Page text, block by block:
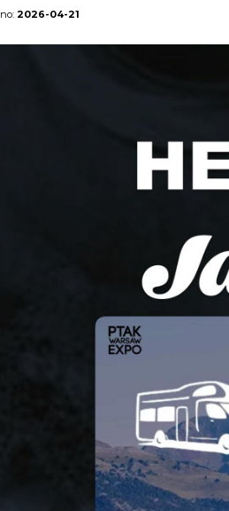
2026-04-21